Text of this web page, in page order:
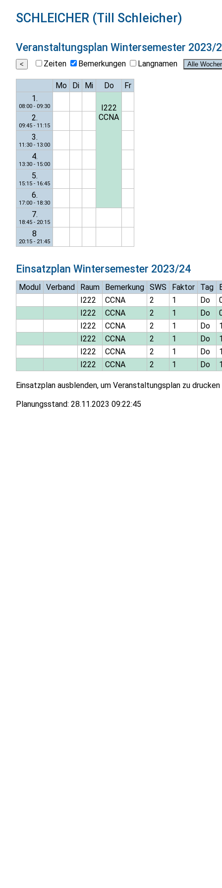
SCHLEICHER (Till Schleicher)
Veranstaltungsplan Wintersemester 2023/
Zeiten Bemerkungen Langnamen
Mo Di Mi Do
Fr
1.
08:00 - 09:30
I222
CCNA
2.
09:45 - 11:15
3.
11:30 - 13:00
4.
13:30 - 15:00
5.
15:15 - 16:45
6.
17:00 - 18:30
7.
18:45 - 20:15
8
20:15 - 21:45
Einsatzplan Wintersemester 2023/24
Modul Verband Raum Bemerkung SWS Faktor Tag
I222
CCNA 2 1 Do
I222
CCNA 2 1 Do
I222
CCNA 2 1 Do
I222
CCNA 2 1 Do
I222
CCNA 2 1 Do
I222
CCNA 2 1 Do
Einsatzplan ausblenden, um Veranstaltungsplan zu drucken
Planungsstand: 28.11.2023 09:22:45